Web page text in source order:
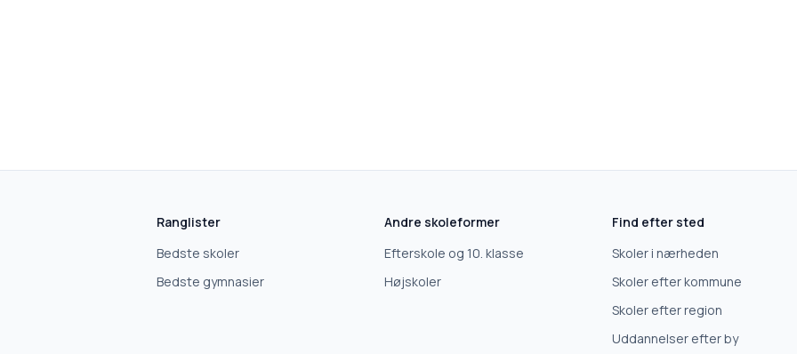
Vi bruger dit valg til at stille de rigtige spørgsmål.
Ranglister
Bedste skoler
Bedste gymnasier
Andre skoleformer
Efterskole og 10. klasse
Højskoler
Find efter sted
Skoler i nærheden
Skoler efter kommune
Skoler efter region
Uddannelser efter by